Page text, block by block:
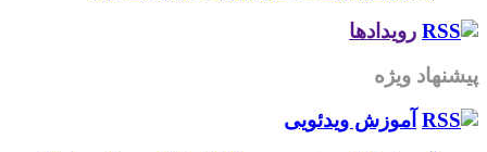
رویدادها
پیشنهاد ویژه
آموزش‌ ویدئویی